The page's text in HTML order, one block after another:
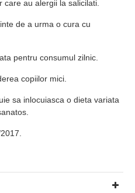
au alergii la salicilati.
de a urma o cura cu
pentru consumul zilnic.
copiilor mici.
sa inlocuiasca o dieta variata